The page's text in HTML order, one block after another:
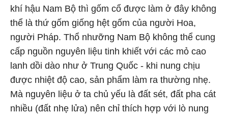
khí hậu Nam Bộ thì gốm cổ được làm ở đây không
thể là thứ gốm giống hệt gốm của người Hoa,
người Pháp. Thổ nhưỡng Nam Bộ không thể cung
cấp nguồn nguyên liệu tinh khiết với các mỏ cao
lanh dồi dào như ở Trung Quốc - khi nung chịu
được nhiệt độ cao, sản phẩm làm ra thường nhẹ.
Mà nguyên liệu ở ta chủ yếu là đất sét, đất pha cát
nhiều (đất nhẹ lửa) nên chỉ thích hợp với lò nung